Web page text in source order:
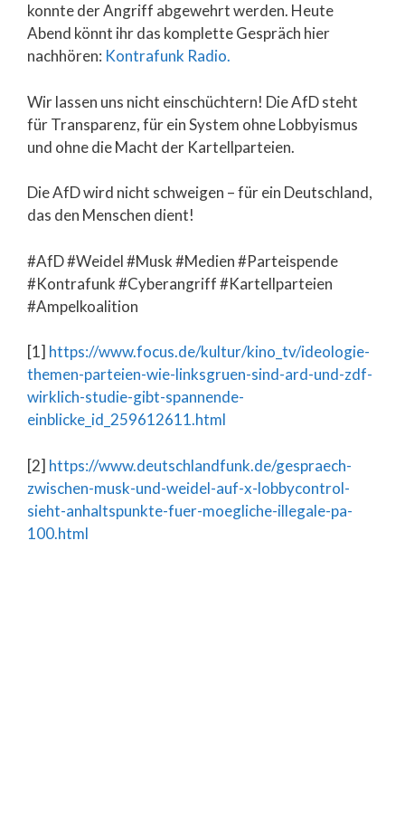
konnte der Angriff abgewehrt werden. Heute
Abend könnt ihr das komplette Gespräch hier
nachhören: Kontrafunk Radio.
Wir lassen uns nicht einschüchtern! Die AfD steht
für Transparenz, für ein System ohne Lobbyismus
und ohne die Macht der Kartellparteien.
Die AfD wird nicht schweigen – für ein Deutschland,
das den Menschen dient!
#AfD #Weidel #Musk #Medien #Parteispende
#Kontrafunk #Cyberangriff #Kartellparteien
#Ampelkoalition
[1] https://www.focus.de/kultur/kino_tv/ideologie-
themen-parteien-wie-linksgruen-sind-ard-und-zdf-
wirklich-studie-gibt-spannende-
einblicke_id_259612611.html
[2] https://www.deutschlandfunk.de/gespraech-
zwischen-musk-und-weidel-auf-x-lobbycontrol-
sieht-anhaltspunkte-fuer-moegliche-illegale-pa-
100.html